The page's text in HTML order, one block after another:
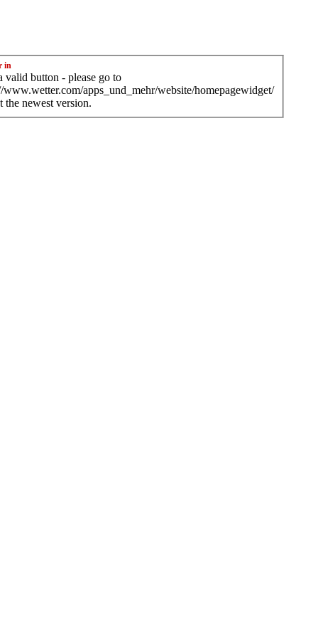
in
valid button - please go to
www.wetter.com/apps_und_mehr/website/homepagewidget/
the newest version.